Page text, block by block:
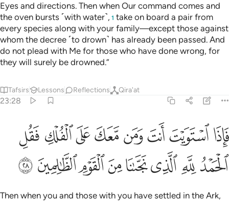
Eyes and directions. Then when Our command comes and
the oven bursts ˹with water˺, 1 take on board a pair from
every species along with your family—except those against
whom the decree ˹to drown˺ has already been passed. And
do not plead with Me for those who have done wrong, for
they will surely be drowned.”
Tafsirs Lessons Reflections Qira'at
23:28
فاذا استويت انت ومن معك على الفلك فقل الحمد لله الذي نجانا من
فَإِذَا ٱسْتَوَيْتَ أَنتَ وَمَن مَّعَكَ عَلَى ٱلْفُلْكِ فَقُلِ ٱلْحَمْدُ لِلَّهِ
ﱁﱂﱃﱄﱅﱆﱇﱈ
ﱉﱊﱋﱌﱍﱎﱏﱐ
Then when you and those with you have settled in the Ark,